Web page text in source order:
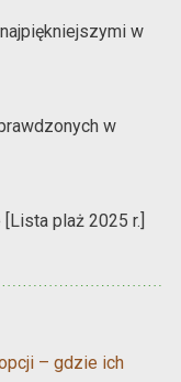
w
w
plaż 2025 r.]
– gdzie ich